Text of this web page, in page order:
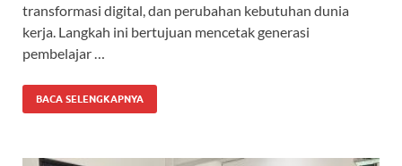
transformasi digital, dan perubahan kebutuhan dunia
kerja. Langkah ini bertujuan mencetak generasi
pembelajar …
BACA SELENGKAPNYA